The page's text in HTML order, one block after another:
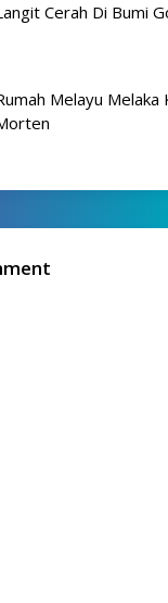
Cerah Di Bumi
Melayu Melaka